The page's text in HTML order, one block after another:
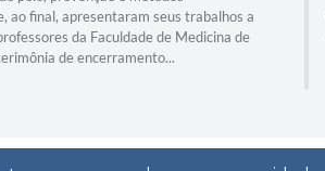
ao final, apresentaram seus trabalhos a
da Faculdade de Medicina de
de encerramento...